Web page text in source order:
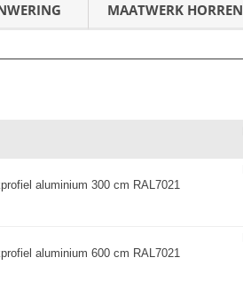
MAATWERK HORREN
aluminium 300 cm RAL7021
aluminium 600 cm RAL7021